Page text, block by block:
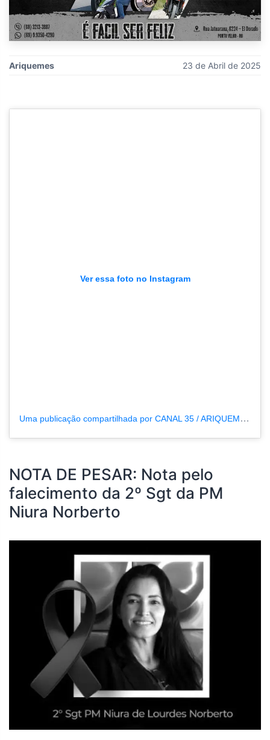
Ariquemes 23 de Abril de 2025
Ver essa foto no Instagram
Uma publicação compartilhada por CANAL 35 / ARIQUEMES190 (@tvpcanal35)
NOTA DE PESAR: Nota pelo
falecimento da 2º Sgt da PM
Niura Norberto